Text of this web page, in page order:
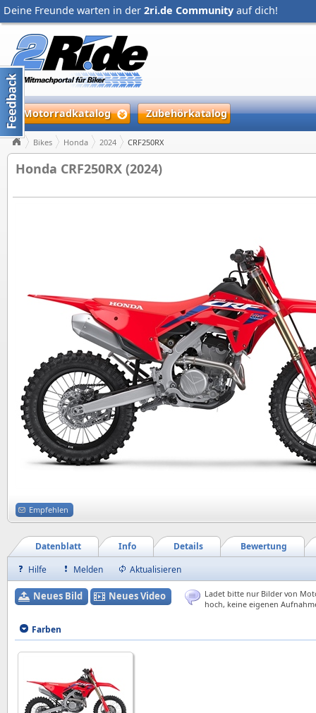
Deine Freunde warten in der 2ri.de Community auf dich!
Motorradkatalog Zubehörkatalog
Bikes Honda 2024 CRF250RX
Honda CRF250RX (2024)
Empfehlen
Bewertung
Details
Info
Datenblatt
Hilfe
Melden Aktualisieren
Neues Bild Neues Video
Ladet bitte nur Bilder von
hoch, keine eigenen
Farben